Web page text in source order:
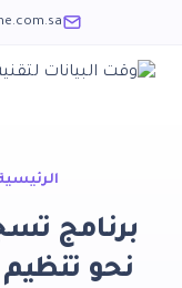
برنامج
نحو